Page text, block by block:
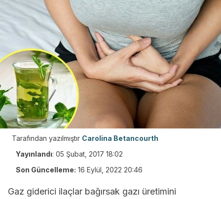
Tarafından yazılmıştır Carolina Betancourth
Yayınlandı: 05 Şubat, 2017 18:02
Son Güncelleme: 16 Eylül, 2022 20:46
Gaz giderici ilaçlar bağırsak gazı üretimini